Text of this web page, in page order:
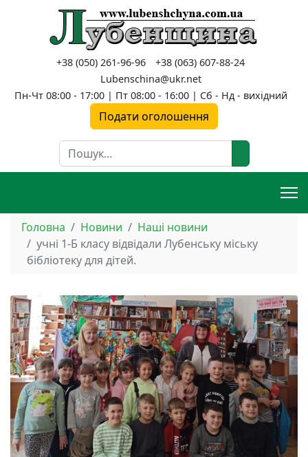
+38 (050) 261-96-96
+38 (063) 607-88-24
Lubenschina@ukr.net
Пн-Чт 08:00 - 17:00 | Пт 08:00 - 16:00 | Сб - Нд - вихідний
Подати оголошення
Пошук
Головна Новини
Наші новини
учні 1-Б класу відвідали Лубенську міську
бібліотеку для дітей.